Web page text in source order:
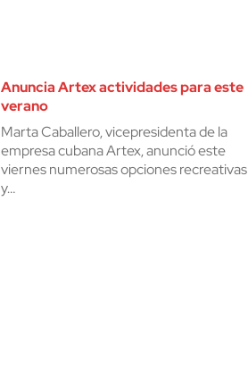
Anuncia Artex actividades para este
verano
Marta Caballero, vicepresidenta de la
empresa cubana Artex, anunció este
viernes numerosas opciones recreativas
y…